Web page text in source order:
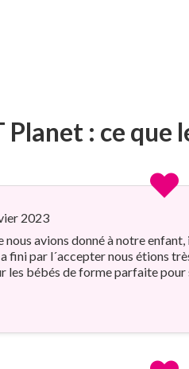
: ce que
2023
avions donné à notre
fini par l´accepter nous étions
bébés de forme parfaite pour